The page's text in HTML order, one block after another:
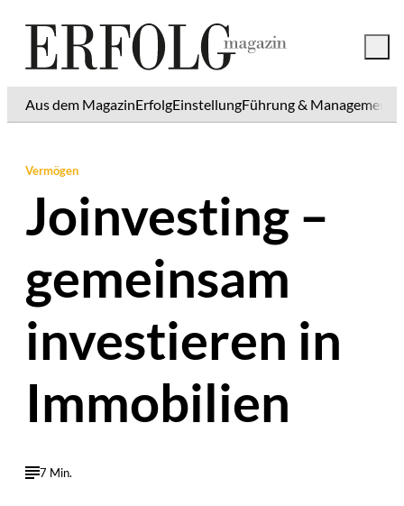
Aus dem MagazinErfolgEinstellungFührung & Management
Vermögen
Joinvesting –
gemeinsam
investieren in
Immobilien
7 Min.